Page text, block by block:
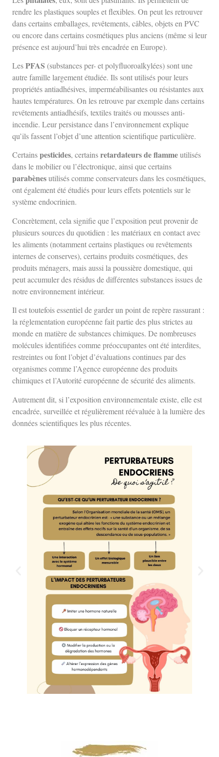
rendre les plastiques souples et flexibles. On peut les retrouver
dans certains emballages, revêtements, câbles, objets en PVC
ou encore dans certains cosmétiques plus anciens (même si leur
présence est aujourd’hui très encadrée en Europe).
LesPFAS (substances per- et polyfluoroalkylées) sont une
autre famille largement étudiée. Ils sont utilisés pour leurs
propriétés antiadhésives, imperméabilisantes ou résistantes aux
hautes températures. On les retrouve par exemple dans certains
revêtements antiadhésifs, textiles traités ou mousses anti-
incendie. Leur persistance dans l’environnement explique
qu’ils fassent l’objet d’une attention scientifique particulière.
Certainspesticides, certainsretardateurs de flammeutilisés
dans le mobilier ou l’électronique, ainsi que certains
parabènesutilisés comme conservateurs dans les cosmétiques,
ont également été étudiés pour leurs effets potentiels sur le
système endocrinien.
Concrètement, cela signifie que l’exposition peut provenir de
plusieurs sources du quotidien : les matériaux en contact avec
les aliments (notamment certains plastiques ou revêtements
internes de conserves), certains produits cosmétiques, des
produits ménagers, mais aussi la poussière domestique, qui
peut accumuler des résidus de différentes substances issues de
notre environnement intérieur.
Il est toutefois essentiel de garder un point de repère rassurant :
la réglementation européenne fait partie des plus strictes au
monde en matière de substances chimiques. De nombreuses
molécules identifiées comme préoccupantes ont été interdites,
restreintes ou font l’objet d’évaluations continues par des
organismes comme l’Agence européenne des produits
chimiques et l’Autorité européenne de sécurité des aliments.
Autrement dit, si l’exposition environnementale existe, elle est
encadrée, surveillée et régulièrement réévaluée à la lumière des
données scientifiques les plus récentes.